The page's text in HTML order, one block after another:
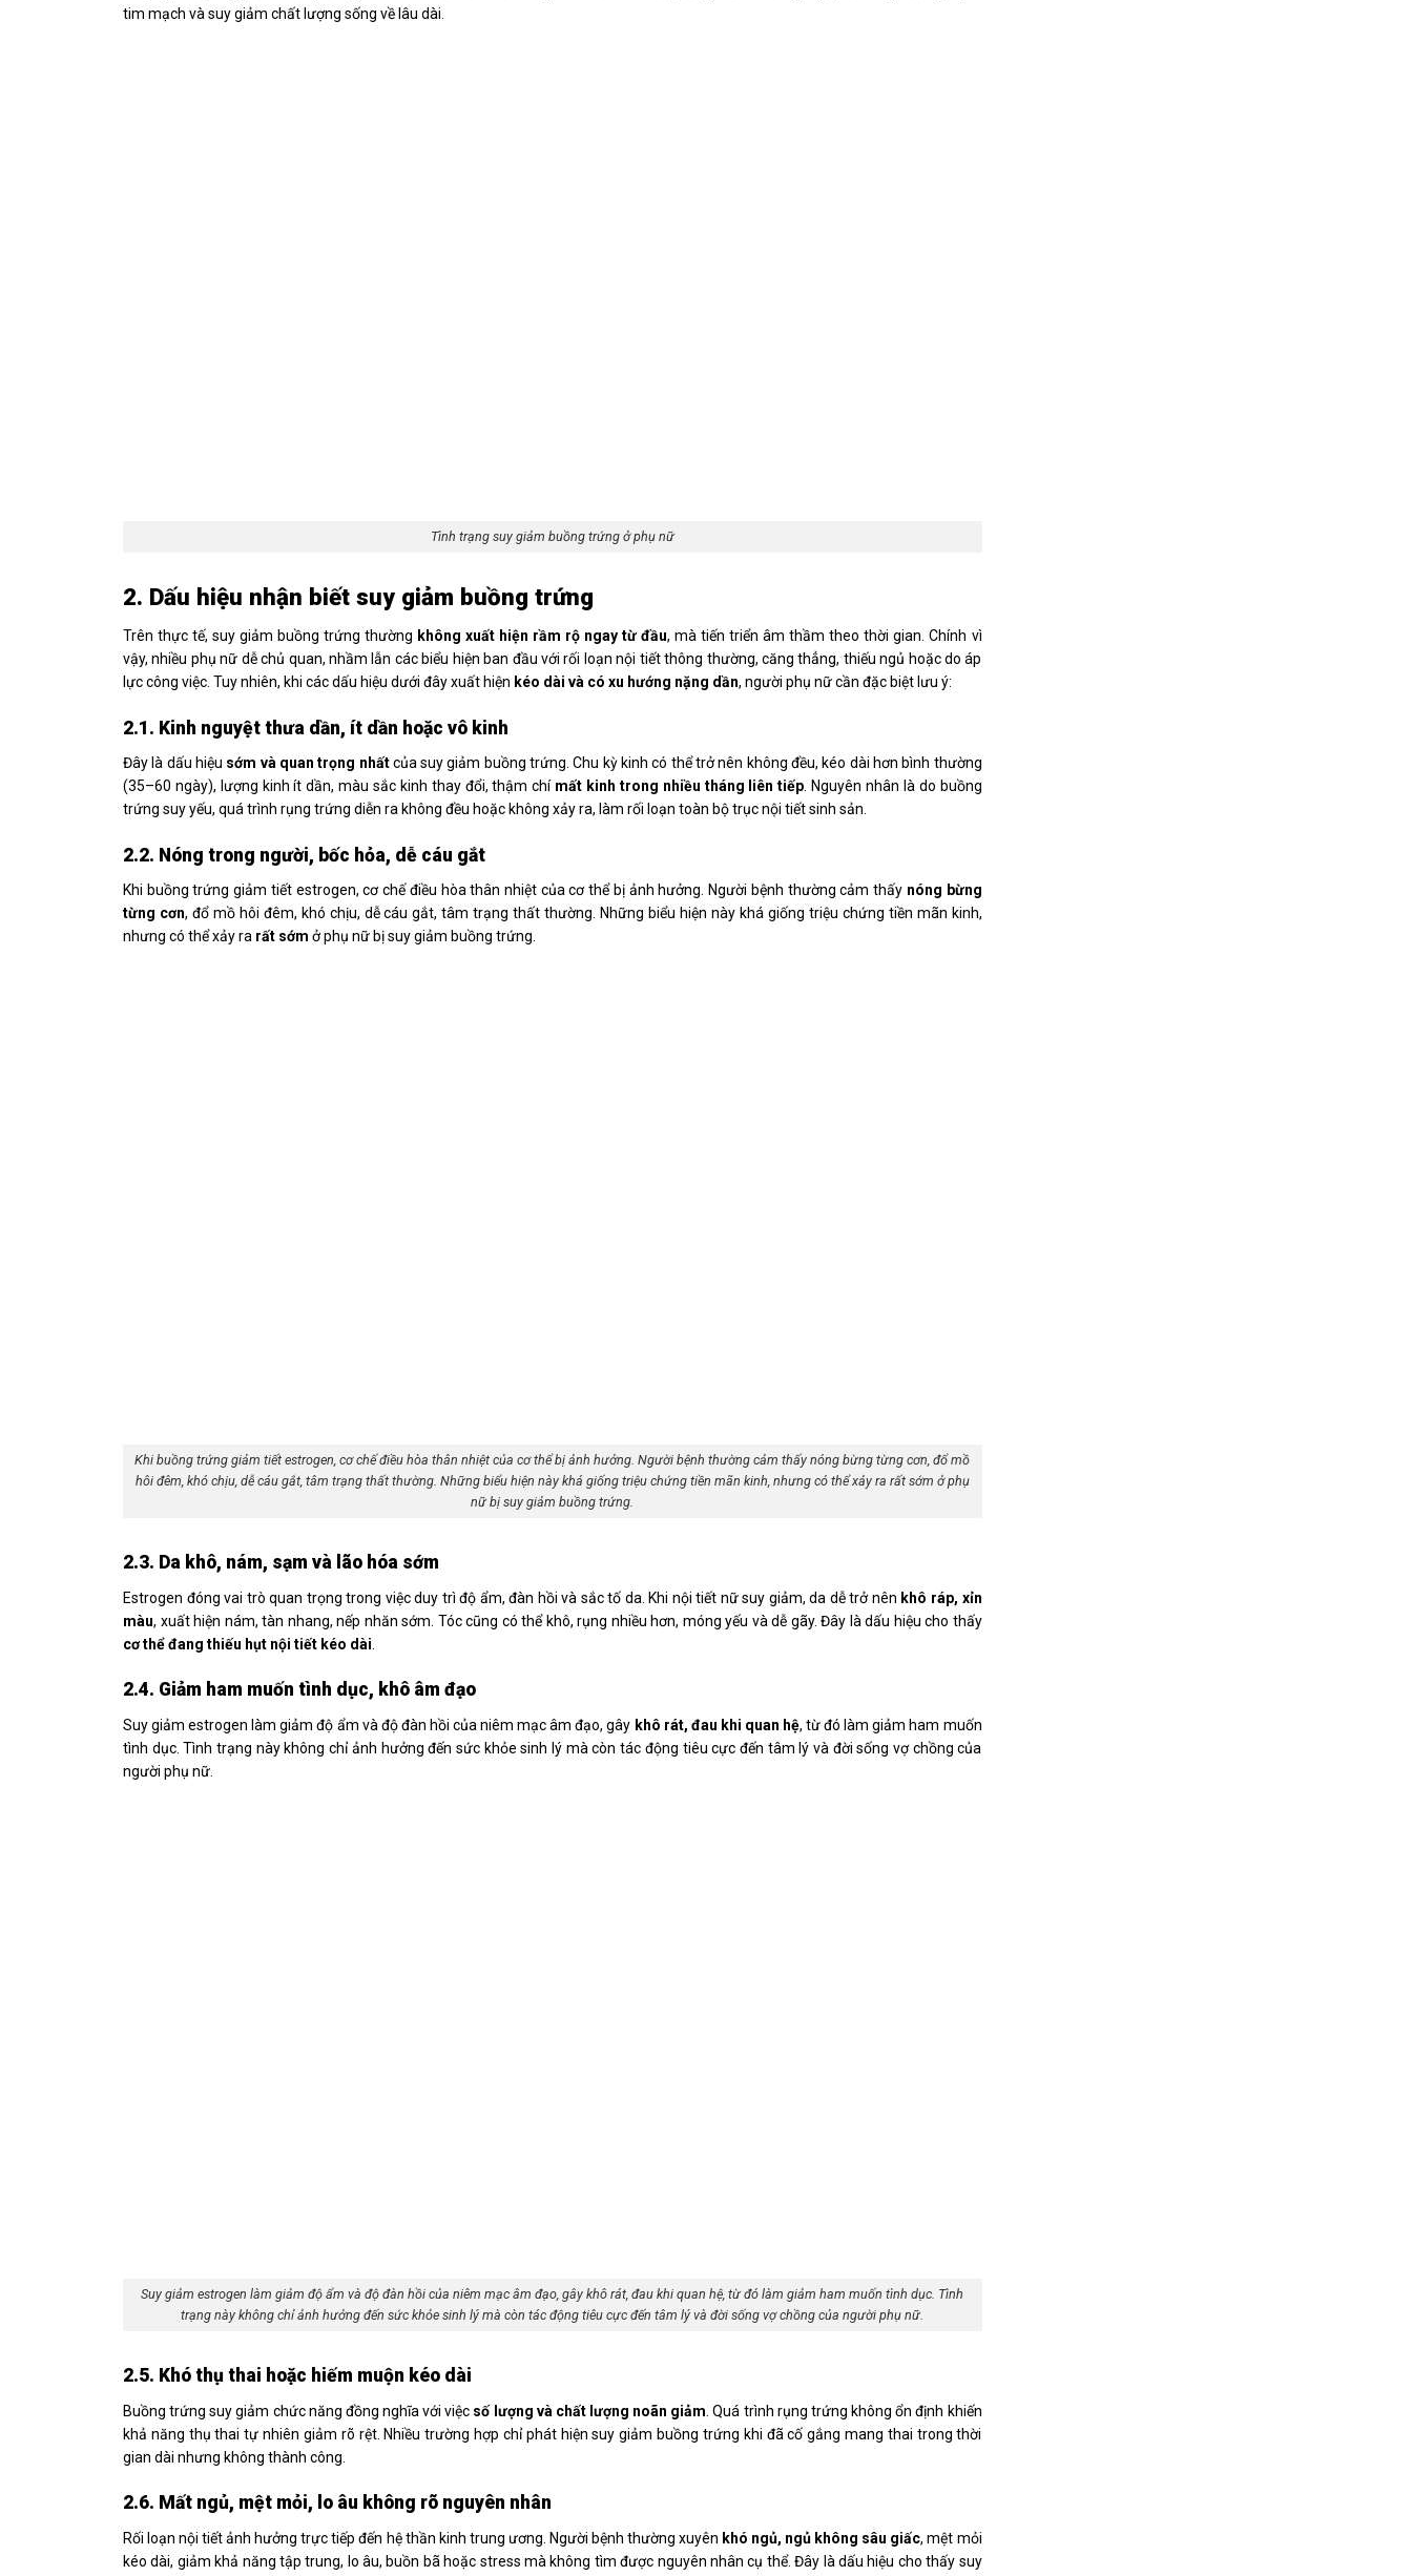
tim mạch và suy giảm chất lượng sống về lâu dài.
Tình trạng suy giảm buồng trứng ở phụ nữ
2. Dấu hiệu nhận biết suy giảm buồng trứng
Trên thực tế, suy giảm buồng trứng thường không xuất hiện rầm rộ ngay từ đầu, mà tiến triển âm thầm theo thời gian. Chính vì
vậy, nhiều phụ nữ dễ chủ quan, nhầm lẫn các biểu hiện ban đầu với rối loạn nội tiết thông thường, căng thẳng, thiếu ngủ hoặc do áp
lực công việc. Tuy nhiên, khi các dấu hiệu dưới đây xuất hiện kéo dài và có xu hướng nặng dần, người phụ nữ cần đặc biệt lưu ý:
2.1. Kinh nguyệt thưa dần, ít dần hoặc vô kinh
Đây là dấu hiệu sớm và quan trọng nhấtcủa suy giảm buồng trứng. Chu kỳ kinh có thể trở nên không đều, kéo dài hơn bình thường
(35–60 ngày), lượng kinh ít dần, màu sắc kinh thay đổi, thậm chí mất kinh trong nhiều tháng liên tiếp. Nguyên nhân là do buồng
trứng suy yếu, quá trình rụng trứng diễn ra không đều hoặc không xảy ra, làm rối loạn toàn bộ trục nội tiết sinh sản.
2.2. Nóng trong người, bốc hỏa, dễ cáu gắt
Khi buồng trứng giảm tiết estrogen, cơ chế điều hòa thân nhiệt của cơ thể bị ảnh hưởng. Người bệnh thường cảm thấy nóng bừng
từng cơn, đổ mồ hôi đêm, khó chịu, dễ cáu gắt, tâm trạng thất thường. Những biểu hiện này khá giống triệu chứng tiền mãn kinh,
nhưng có thể xảy ra rất sớm ở phụ nữ bị suy giảm buồng trứng.
Khi buồng trứng giảm tiết estrogen, cơ chế điều hòa thân nhiệt của cơ thể bị ảnh hưởng. Người bệnh thường cảm thấy nóng bừng từng cơn, đổ mồ
hôi đêm, khó chịu, dễ cáu gắt, tâm trạng thất thường. Những biểu hiện này khá giống triệu chứng tiền mãn kinh, nhưng có thể xảy ra rất sớm ở phụ
nữ bị suy giảm buồng trứng.
2.3. Da khô, nám, sạm và lão hóa sớm
Estrogen đóng vai trò quan trọng trong việc duy trì độ ẩm, đàn hồi và sắc tố da. Khi nội tiết nữ suy giảm, da dễ trở nên khô ráp, xỉn
màu, xuất hiện nám, tàn nhang, nếp nhăn sớm. Tóc cũng có thể khô, rụng nhiều hơn, móng yếu và dễ gãy. Đây là dấu hiệu cho thấy
cơ thể đang thiếu hụt nội tiết kéo dài
2.4. Giảm ham muốn tình dục, khô âm đạo
Suy giảm estrogen làm giảm độ ẩm và độ đàn hồi của niêm mạc âm đạo, gây khô rát, đau khi quan hệ, từ đó làm giảm ham muốn
tình dục. Tình trạng này không chỉ ảnh hưởng đến sức khỏe sinh lý mà còn tác động tiêu cực đến tâm lý và đời sống vợ chồng của
người phụ nữ.
Suy giảm estrogen làm giảm độ ẩm và độ đàn hồi của niêm mạc âm đạo, gây khô rát, đau khi quan hệ, từ đó làm giảm ham muốn tình dục. Tình
trạng này không chỉ ảnh hưởng đến sức khỏe sinh lý mà còn tác động tiêu cực đến tâm lý và đời sống vợ chồng của người phụ nữ.
2.5. Khó thụ thai hoặc hiếm muộn kéo dài
Buồng trứng suy giảm chức năng đồng nghĩa với việc số lượng và chất lượng noãn giảm . Quá trình rụng trứng không ổn định khiến
khả năng thụ thai tự nhiên giảm rõ rệt. Nhiều trường hợp chỉ phát hiện suy giảm buồng trứng khi đã cố gắng mang thai trong thời
gian dài nhưng không thành công.
2.6. Mất ngủ, mệt mỏi, lo âu không rõ nguyên nhân
Rối loạn nội tiết ảnh hưởng trực tiếp đến hệ thần kinh trung ương. Người bệnh thường xuyên khó ngủ, ngủ không sâu giấc, mệt mỏi
kéo dài, giảm khả năng tập trung, lo âu, buồn bã hoặc stress mà không tìm được nguyên nhân cụ thể. Đây là dấu hiệu cho thấy suy